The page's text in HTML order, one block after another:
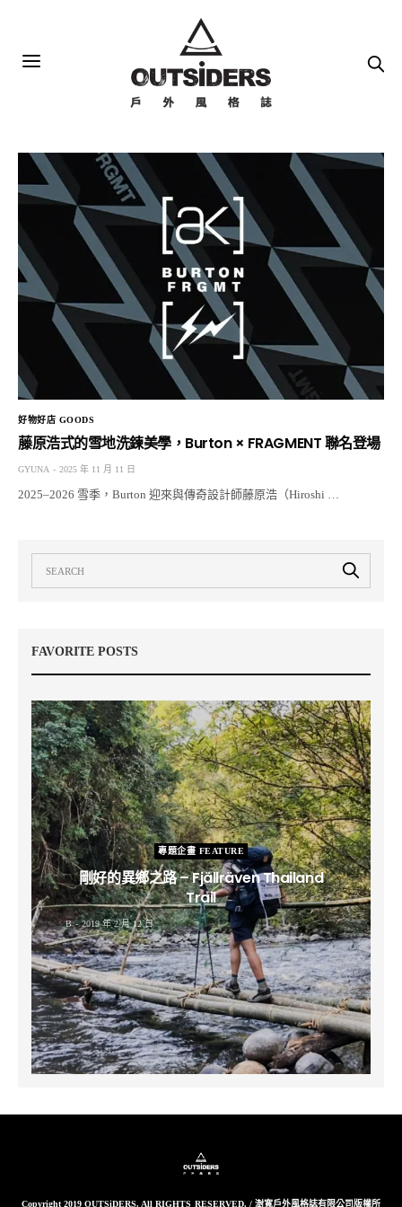
好物好店 GOODS
藤原浩式的雪地洗鍊美學，Burton × FRAGMENT 聯名登場
GYUNA 2025 年 11 月 11 日
2025–2026 雪季，Burton 迎來與傳奇設計師藤原浩（Hiroshi …
FAVORITE POSTS
專題企畫 FEATURE
剛好的異鄉之路 – Fjällräven Thailand
Trail
B 2019 年 2 月 12 日
Copyright 2019 OUTSiDERS. All RIGHTS RESERVED. / 澍寬戶外風格誌有限公司版權所